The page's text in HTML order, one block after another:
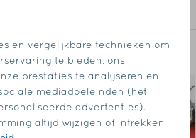
en vergelijkbare technieken om
te bieden, ons
prestaties te analyseren en
mediadoeleinden (het
advertenties).
altijd wijzigen of intrekken
ook leuk